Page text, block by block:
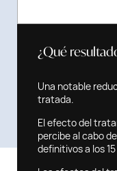
¿Qué
Una notable
tratada.
El efecto del
percibe al cabo
definitivos a los